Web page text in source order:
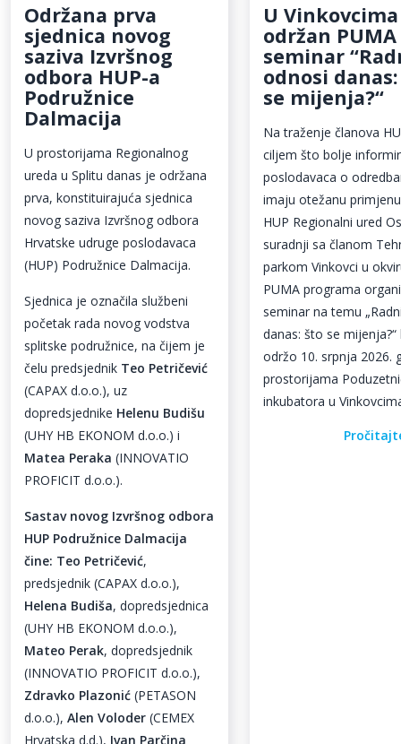
Održana prva
sjednica novog
saziva Izvršnog
odbora HUP-a
Podružnice
Dalmacija
U prostorijama Regionalnog
ureda u Splitu danas je održana
prva, konstituirajuća sjednica
novog saziva Izvršnog odbora
Hrvatske udruge poslodavaca
(HUP) Podružnice Dalmacija.
Sjednica je označila službeni
početak rada novog vodstva
splitske podružnice, na čijem je
čelu predsjednik Teo Petričević
(CAPAX d.o.o.), uz
dopredsjednike Helenu Budišu
(UHY HB EKONOM d.o.o.) i
Matea Peraka (INNOVATIO
PROFICIT d.o.o.).
Sastav novog Izvršnog odbora
HUP Podružnice Dalmacija
čine: Teo Petričević,
predsjednik (CAPAX d.o.o.),
Helena Budiša, dopredsjednica
(UHY HB EKONOM d.o.o.),
Mateo Perak, dopredsjednik
(INNOVATIO PROFICIT d.o.o.),
Zdravko Plazonić (PETASON
d.o.o.), Alen Voloder (CEMEX
Hrvatska d.d.), Ivan Parčina
U Vinkovcima
održan PUMA
seminar
odnosi
se mijenja?“
Na traženje članova
ciljem što bolje
poslodavaca o
imaju otežanu
HUP Regionalni ured
suradnji sa članom
parkom Vinkovci u
PUMA programa
seminar na temu
danas: što se
održo 10. srpnja 2026.
prostorijama
inkubatora u